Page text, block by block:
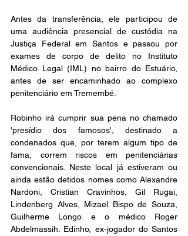
Antes da transferência, ele participou de
uma audiência presencial de custódia na
Justiça Federal em Santos e passou por
exames de corpo de delito no Instituto
Médico Legal (IML) no bairro do Estuário,
antes de ser encaminhado ao complexo
penitenciário em Tremembé.
Robinho irá cumprir sua pena no chamado
'presídio dos famosos', destinado a
condenados que, por terem algum tipo de
fama, correm riscos em penitenciárias
convencionais. Neste local já estiveram ou
ainda estão detidos nomes como Alexandre
Nardoni, Cristian Cravinhos, Gil Rugai,
Lindenberg Alves, Mizael Bispo de Souza,
Guilherme Longo e o médico Roger
Abdelmassih. Edinho, ex-jogador do Santos